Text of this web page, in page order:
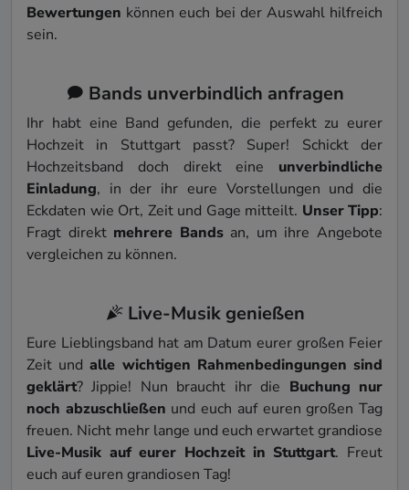
Bewertungen können euch bei der Auswahl hilfreich
sein.
Bands unverbindlich anfragen
Ihr habt eine Band gefunden, die perfekt zu eurer
Hochzeit in Stuttgart passt? Super! Schickt der
Hochzeitsband doch direkt eine unverbindliche
Einladung, in der ihr eure Vorstellungen und die
Eckdaten wie Ort, Zeit und Gage mitteilt. Unser Tipp:
Fragt direkt mehrere Bandsan, um ihre Angebote
vergleichen zu können.
Live-Musik genießen
Eure Lieblingsband hat am Datum eurer großen Feier
Zeit undalle wichtigen Rahmenbedingungen sind
geklärt? Jippie! Nun braucht ihr die Buchung nur
noch abzuschließen und euch auf euren großen Tag
freuen. Nicht mehr lange und euch erwartet grandiose
Live-Musik auf eurer Hochzeit in Stuttgart. Freut
euch auf euren grandiosen Tag!